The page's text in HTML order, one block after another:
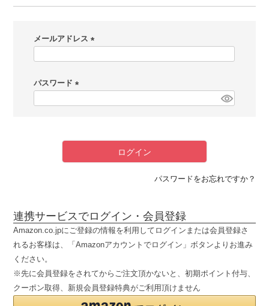
メールアドレス
パスワード
)
ログイン
パスワードをお忘れですか？
連携サービスでログイン・会員登録
Amazon.co.jpにご登録の情報を利用してログインまたは会員登録さ
れるお客様は、「Amazonアカウントでログイン」ボタンよりお進み
ください。
※先に会員登録をされてからご注文頂かないと、初期ポイント付与、
クーポン取得、新規会員登録特典がご利用頂けません